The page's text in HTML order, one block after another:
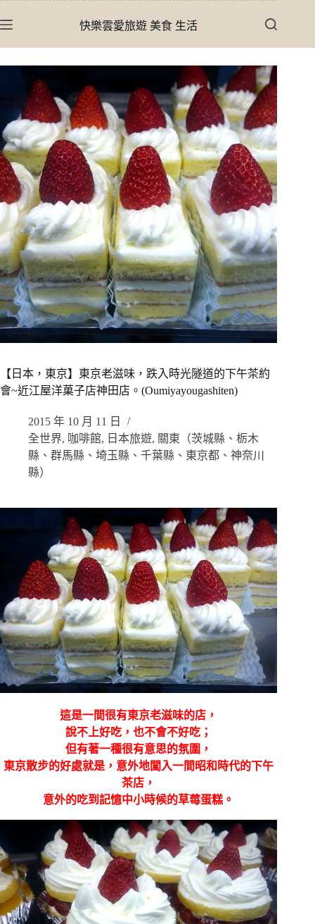
至
快樂雲愛旅遊 美食 生活
【日本，東京】東京老滋味，跌入時光隧道的下午茶約
會~近江屋洋菓子店神田店。(Oumiyayougashiten)
2015 年 10 月 11 日
全世界, 咖啡館, 日本旅遊, 關東（茨城縣、栃木
縣、群馬縣、埼玉縣、千葉縣、東京都、神奈川
縣）
這是一間很有東京老滋味的店，
說不上好吃，也不會不好吃；
但有著一種很有意思的氛圍，
東京散步的好處就是，意外地闖入一間昭和時代的下午
茶店，
意外的吃到記憶中小時候的草莓蛋糕。